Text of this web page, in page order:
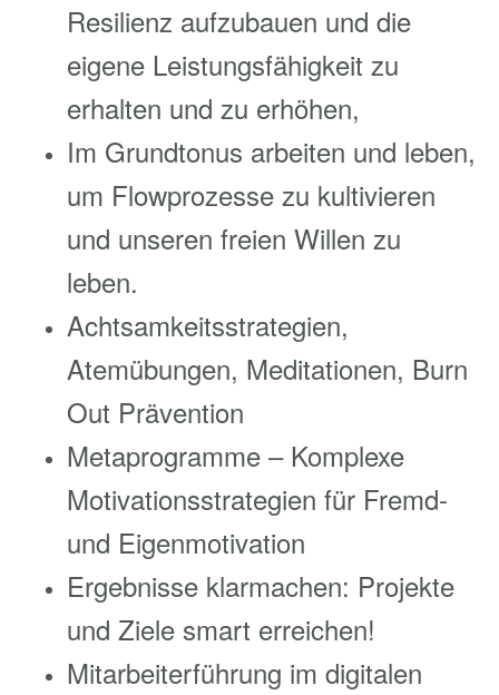
Resilienz aufzubauen und die
eigene Leistungsfähigkeit zu
erhalten und zu erhöhen,
Im Grundtonus arbeiten und leben,
um Flowprozesse zu kultivieren
und unseren freien Willen zu
leben.
Achtsamkeitsstrategien,
Atemübungen, Meditationen, Burn
Out Prävention
Metaprogramme – Komplexe
Motivationsstrategien für Fremd-
und Eigenmotivation
Ergebnisse klarmachen: Projekte
und Ziele smart erreichen!
Mitarbeiterführung im digitalen